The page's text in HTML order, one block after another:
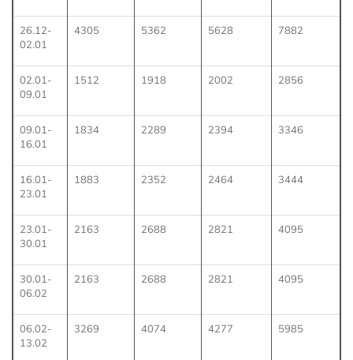
26.12-
02.01
4305 5362 5628 7882
02.01-
09.01
1512 1918 2002 2856
09.01-
16.01
1834 2289 2394 3346
16.01-
23.01
1883 2352 2464 3444
23.01-
30.01
2163 2688 2821 4095
30.01-
06.02
2163 2688 2821 4095
06.02-
13.02
3269 4074 4277 5985